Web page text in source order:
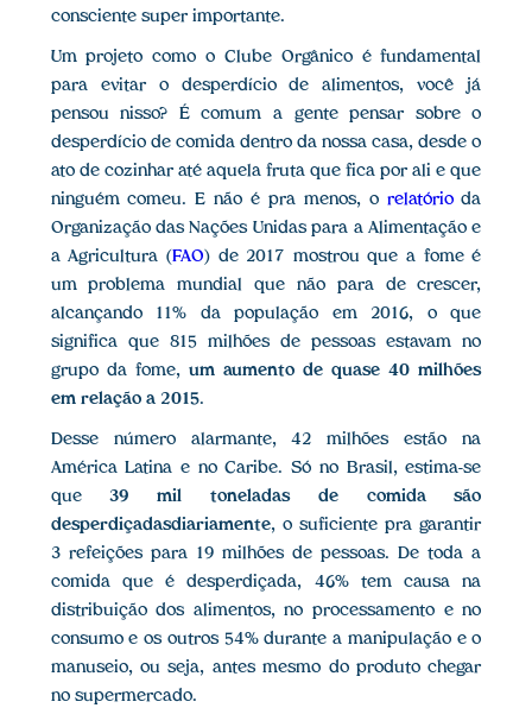
consciente super importante.
Um projeto como o Clube Orgânico é fundamental
para evitar o desperdício de alimentos, você já
pensou nisso? É comum a gente pensar sobre o
desperdício de comida dentro da nossa casa, desde o
ato de cozinhar até aquela fruta que fica por ali e que
ninguém comeu. E não é pra menos, o relatórioda
Organização das Nações Unidas para a Alimentação e
a Agricultura (FAO) de 2017 mostrou que a fome é
um problema mundial que não para de crescer,
alcançando 11% da população em 2016, o que
significa que 815 milhões de pessoas estavam no
grupo da fome, um aumento de quase 40 milhões
em relação a 2015.
Desse número alarmante, 42 milhões estão na
América Latina e no Caribe. Só no Brasil, estima-se
que39 mil toneladas de comida são
desperdiçadasdiariamente, o suficiente pra garantir
3 refeições para 19 milhões de pessoas. De toda a
comida que é desperdiçada, 46% tem causa na
distribuição dos alimentos, no processamento e no
consumo e os outros 54% durante a manipulação e o
manuseio, ou seja, antes mesmo do produto chegar
no supermercado.